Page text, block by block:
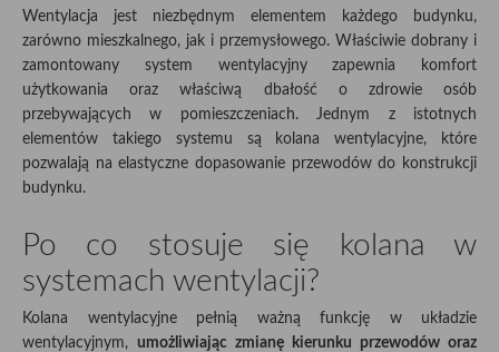
Wentylacja jest niezbędnym elementem każdego budynku,
zarówno mieszkalnego, jak i przemysłowego. Właściwie dobrany i
zamontowany system wentylacyjny zapewnia komfort
użytkowania oraz właściwą dbałość o zdrowie osób
przebywających w pomieszczeniach. Jednym z istotnych
elementów takiego systemu są kolana wentylacyjne, które
pozwalają na elastyczne dopasowanie przewodów do konstrukcji
budynku.
Po co stosuje się kolana w
systemach wentylacji?
Kolana wentylacyjne pełnią ważną funkcję w układzie
wentylacyjnym, umożliwiając zmianę kierunku przewodów oraz